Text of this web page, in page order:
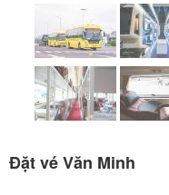
Đặt vé Văn Minh